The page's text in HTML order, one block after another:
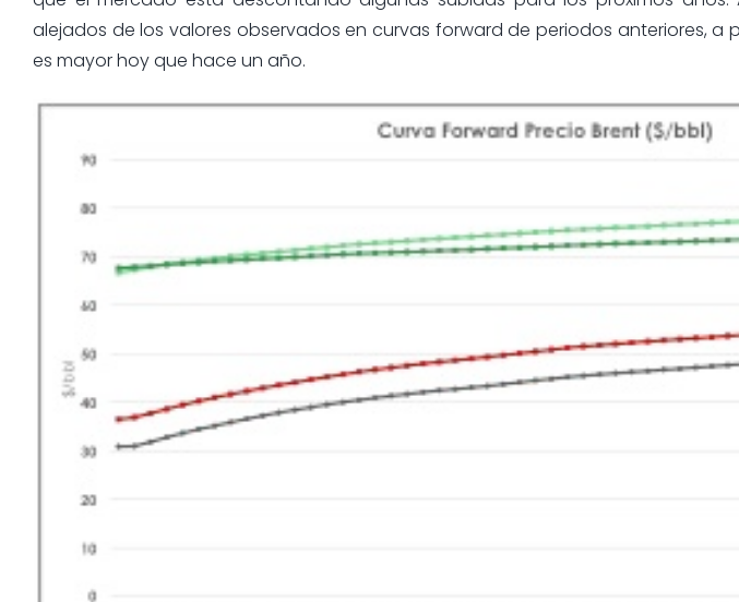
alejados de los valores observados en curvas forward de periodos anteriores,
es mayor hoy que hace un año.